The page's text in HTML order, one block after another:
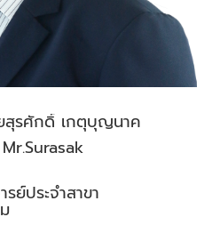
สุรศักดิ์ เกตุบุญนาค
ย์ประจำสาขา